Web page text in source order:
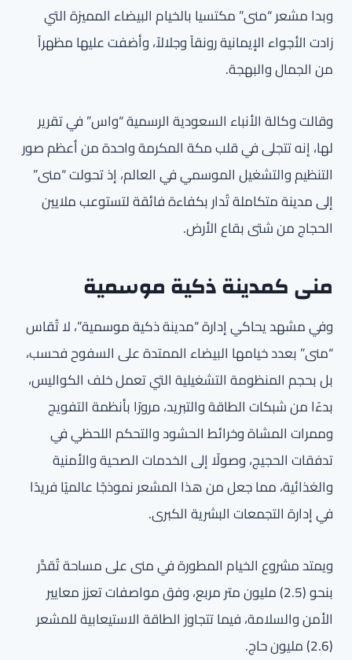
وبدا مشعر “منى” مكتسيا بالخيام البيضاء المميزة التي
زادت الأجواء الإيمانية رونقاً وجلالاً، وأضفت عليها مظهراً
من الجمال والبهجة.
وقالت وكالة الأنباء السعودية الرسمية “واس” في تقرير
لها، إنه تتجلى في قلب مكة المكرمة واحدة من أعظم صور
التنظيم والتشغيل الموسمي في العالم، إذ تحولت “منى”
إلى مدينة متكاملة تُدار بكفاءة فائقة لتستوعب ملايين
الحجاج من شتى بقاع الأرض.
منى كمدينة ذكية موسمية
وفي مشهد يحاكي إدارة “مدينة ذكية موسمية”، لا تُقاس
“منى” بعدد خيامها البيضاء الممتدة على السفوح فحسب،
بل بحجم المنظومة التشغيلية التي تعمل خلف الكواليس،
بدءًا من شبكات الطاقة والتبريد، مرورًا بأنظمة التفويج
وممرات المشاة وخرائط الحشود والتحكم اللحظي في
تدفقات الحجيج، وصولًا إلى الخدمات الصحية والأمنية
والغذائية، مما جعل من هذا المشعر نموذجًا عالميًا فريدًا
في إدارة التجمعات البشرية الكبرى.
ويمتد مشروع الخيام المطورة في منى على مساحة تُقدَّر
بنحو (2.5) مليون متر مربع، وفق مواصفات تعزز معايير
الأمن والسلامة، فيما تتجاوز الطاقة الاستيعابية للمشعر
(2.6) مليون حاج.